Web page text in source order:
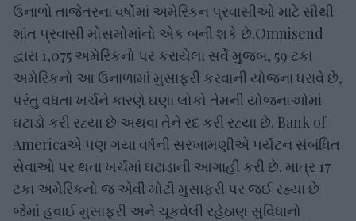
ઉનાળો તાજેતરના વર્ષોમાં અમેરિકન પ્રવાસીઓ માટે સૌથી
શાંત પ્રવાસી મોસમોમાંનો એક બની શકે છે.Omnisend
દ્વારા 1,075 અમેરિકનો પર કરાયેલા સર્વે મુજબ, 59 ટકા
અમેરિકનો આ ઉનાળામાં મુસાફરી કરવાની યોજના ધરાવે છે,
પરંતુ વધતા ખર્ચને કારણે ઘણા લોકો તેમની યોજનાઓમાં
ઘટાડો કરી રહ્યા છે અથવા તેને રદ કરી રહ્યા છે. Bank of
Americaએ પણ ગયા વર્ષની સરખામણીએ પર્યટન સંબંધિત
સેવાઓ પર થતા ખર્ચમાં ઘટાડાની આગાહી કરી છે. માત્ર 17
ટકા અમેરિકનો જ એવી મોટી મુસાફરી પર જઈ રહ્યા છે
જેમાં હવાઈ મુસાફરી અને ચૂકવેલી રહેઠાણ સુવિધાનો